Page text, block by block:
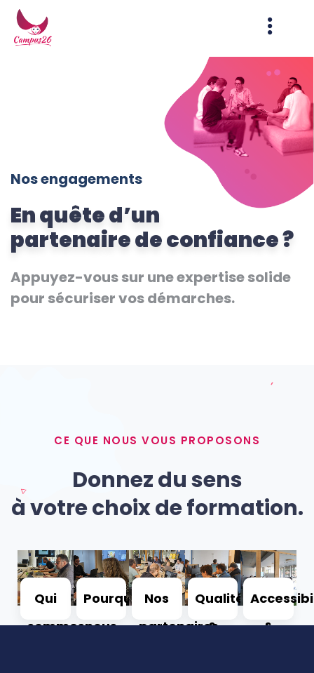
contenu
principal
Nos engagements
En quête d’un
partenaire de confiance ?
Appuyez-vous sur une expertise solide
pour sécuriser vos démarches.
CE QUE NOUS VOUS PROPOSONS
Donnez du sens
à votre choix de formation.
Qui
sommes
Pourquoi
nous
Nos
partenaires
Qualité
&
&